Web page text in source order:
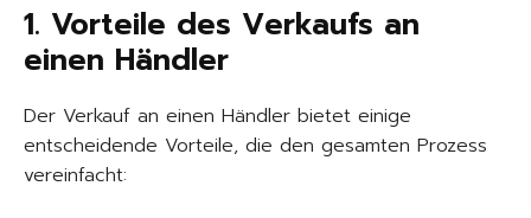
1. Vorteile des Verkaufs an
einen Händler
Der Verkauf an einen Händler bietet einige
entscheidende Vorteile, die den gesamten Prozess
vereinfacht: